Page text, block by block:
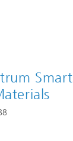
Smart